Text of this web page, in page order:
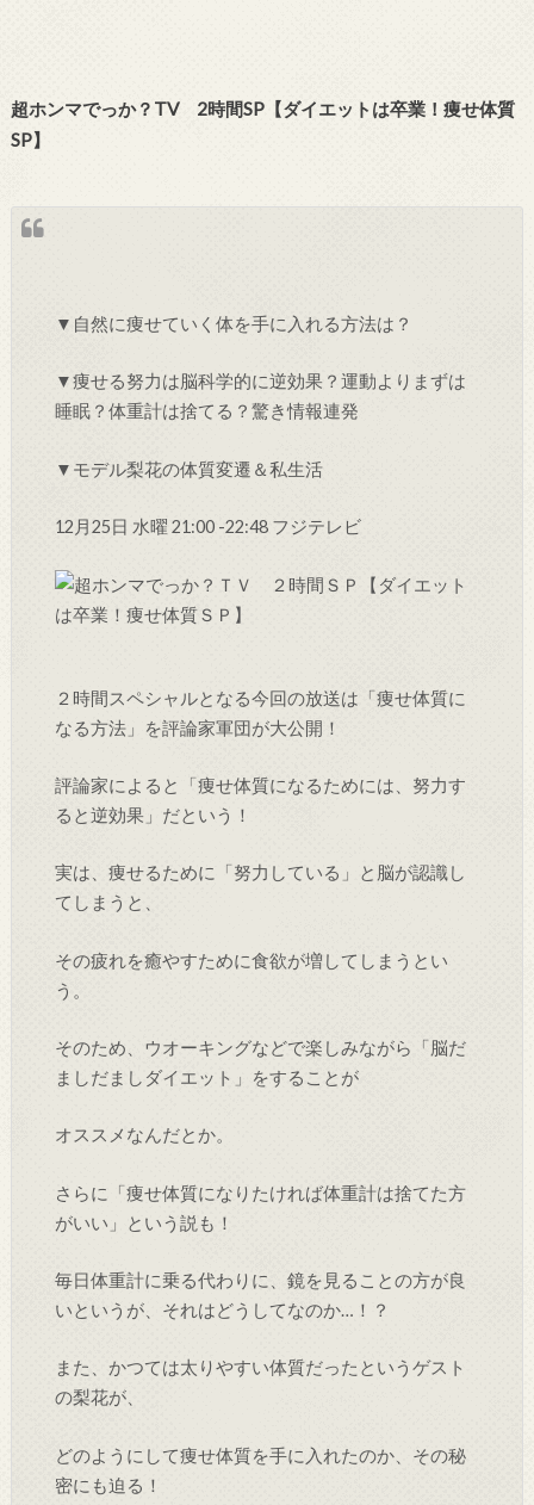
超ホンマでっか？TV 2時間SP【ダイエットは卒業！痩せ体質
SP】
▼自然に痩せていく体を手に入れる方法は？
▼痩せる努力は脳科学的に逆効果？運動よりまずは
睡眠？体重計は捨てる？驚き情報連発
▼モデル梨花の体質変遷＆私生活
12月25日 水曜 21:00 -22:48 フジテレビ
２時間スペシャルとなる今回の放送は「痩せ体質に
なる方法」を評論家軍団が大公開！
評論家によると「痩せ体質になるためには、努力す
ると逆効果」だという！
実は、痩せるために「努力している」と脳が認識し
てしまうと、
その疲れを癒やすために食欲が増してしまうとい
う。
そのため、ウオーキングなどで楽しみながら「脳だ
ましだましダイエット」をすることが
オススメなんだとか。
さらに「痩せ体質になりたければ体重計は捨てた方
がいい」という説も！
毎日体重計に乗る代わりに、鏡を見ることの方が良
いというが、それはどうしてなのか…！？
また、かつては太りやすい体質だったというゲスト
の梨花が、
どのようにして痩せ体質を手に入れたのか、その秘
密にも迫る！